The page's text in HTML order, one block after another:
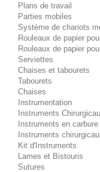
Plans de travail
Parties mobiles
Système de chariots
Rouleaux de papier
Rouleaux de papier
Serviettes
Chaises et tabourets
Tabourets
Chaises
Instrumentation
Instruments
Instruments en
Instruments
Kit d'Instruments
Lames et Bistouris
Sutures